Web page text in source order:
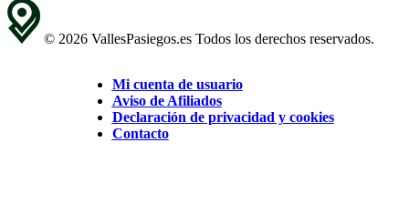
© 2026 VallesPasiegos.es Todos los derechos reservados.
Mi cuenta de usuario
Aviso de Afiliados
Declaración de privacidad y cookies
Contacto